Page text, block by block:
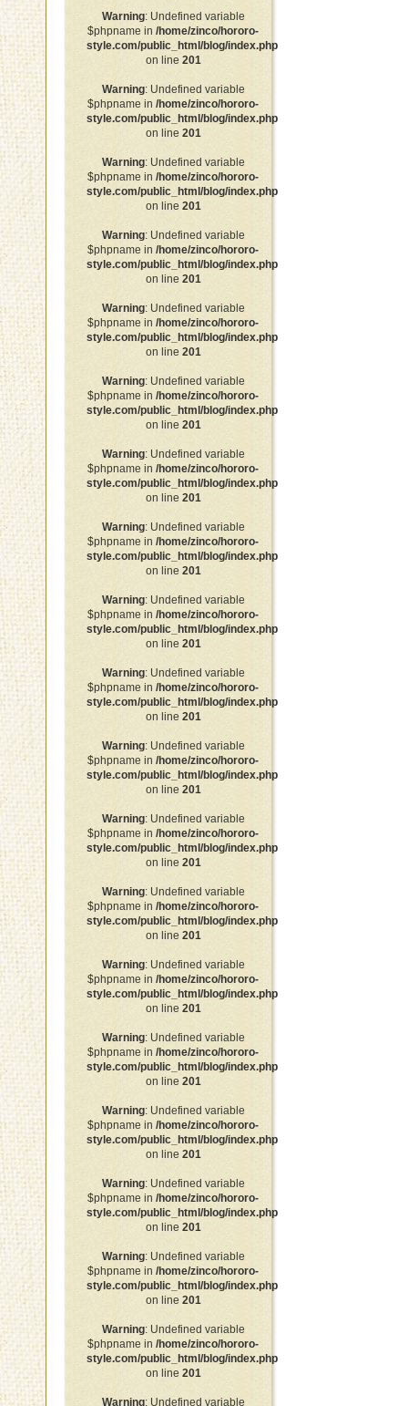
Warning: Undefined variable
$phpname in /home/zinco/hororo-
style.com/public_html/blog/index.php
on line 201
Warning: Undefined variable
$phpname in /home/zinco/hororo-
style.com/public_html/blog/index.php
on line 201
Warning: Undefined variable
$phpname in /home/zinco/hororo-
style.com/public_html/blog/index.php
on line 201
Warning: Undefined variable
$phpname in /home/zinco/hororo-
style.com/public_html/blog/index.php
on line 201
Warning: Undefined variable
$phpname in /home/zinco/hororo-
style.com/public_html/blog/index.php
on line 201
Warning: Undefined variable
$phpname in /home/zinco/hororo-
style.com/public_html/blog/index.php
on line 201
Warning: Undefined variable
$phpname in /home/zinco/hororo-
style.com/public_html/blog/index.php
on line 201
Warning: Undefined variable
$phpname in /home/zinco/hororo-
style.com/public_html/blog/index.php
on line 201
Warning: Undefined variable
$phpname in /home/zinco/hororo-
style.com/public_html/blog/index.php
on line 201
Warning: Undefined variable
$phpname in /home/zinco/hororo-
style.com/public_html/blog/index.php
on line 201
Warning: Undefined variable
$phpname in /home/zinco/hororo-
style.com/public_html/blog/index.php
on line 201
Warning: Undefined variable
$phpname in /home/zinco/hororo-
style.com/public_html/blog/index.php
on line 201
Warning: Undefined variable
$phpname in /home/zinco/hororo-
style.com/public_html/blog/index.php
on line 201
Warning: Undefined variable
$phpname in /home/zinco/hororo-
style.com/public_html/blog/index.php
on line 201
Warning: Undefined variable
$phpname in /home/zinco/hororo-
style.com/public_html/blog/index.php
on line 201
Warning: Undefined variable
$phpname in /home/zinco/hororo-
style.com/public_html/blog/index.php
on line 201
Warning: Undefined variable
$phpname in /home/zinco/hororo-
style.com/public_html/blog/index.php
on line 201
Warning: Undefined variable
$phpname in /home/zinco/hororo-
style.com/public_html/blog/index.php
on line 201
Warning: Undefined variable
$phpname in /home/zinco/hororo-
style.com/public_html/blog/index.php
on line 201
Warning: Undefined variable